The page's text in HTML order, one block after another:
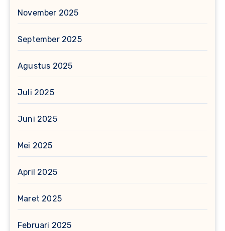
November 2025
September 2025
Agustus 2025
Juli 2025
Juni 2025
Mei 2025
April 2025
Maret 2025
Februari 2025